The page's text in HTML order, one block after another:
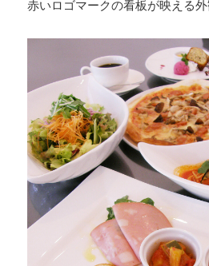
赤いロゴマークの看板が映える外